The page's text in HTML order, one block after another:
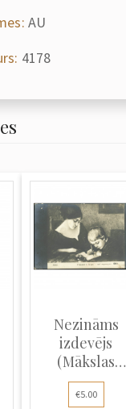
AU
4178
Nezināms
izdevējs
(Mākslas
atklātne): Levi,
"...
€5.00